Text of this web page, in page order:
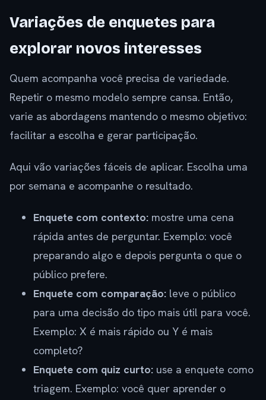
Variações de enquetes para
explorar novos interesses
Quem acompanha você precisa de variedade.
Repetir o mesmo modelo sempre cansa. Então,
varie as abordagens mantendo o mesmo objetivo:
facilitar a escolha e gerar participação.
Aqui vão variações fáceis de aplicar. Escolha uma
por semana e acompanhe o resultado.
Enquete com contexto: mostre uma cena
rápida antes de perguntar. Exemplo: você
preparando algo e depois pergunta o que o
público prefere.
Enquete com comparação: leve o público
para uma decisão do tipo mais útil para você.
Exemplo: X é mais rápido ou Y é mais
completo?
Enquete com quiz curto: use a enquete como
triagem. Exemplo: você quer aprender o